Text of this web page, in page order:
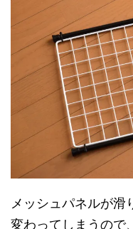
メッシュパネルが滑
変わってしまうので